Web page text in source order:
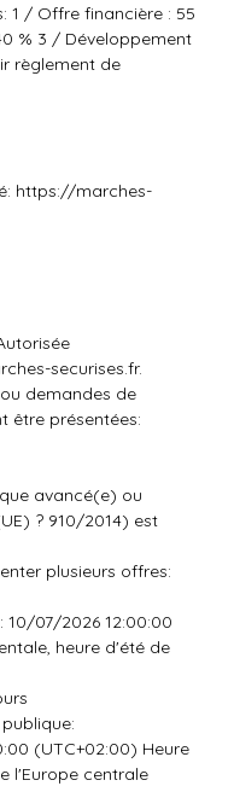
1 / Offre financière : 55
% 3 / Développement
règlement de
https://marches-
securises.fr.
demandes de
être présentées:
avancé(e) ou
? 910/2014) est
plusieurs offres:
07/2026 12:00:00
heure d'été de
(UTC+02:00) Heure
l'Europe centrale